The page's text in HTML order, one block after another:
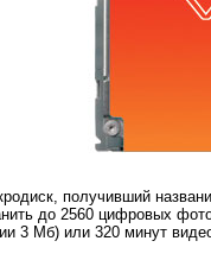
получивший
до 2560 цифровых
3 Мб) или 320 минут